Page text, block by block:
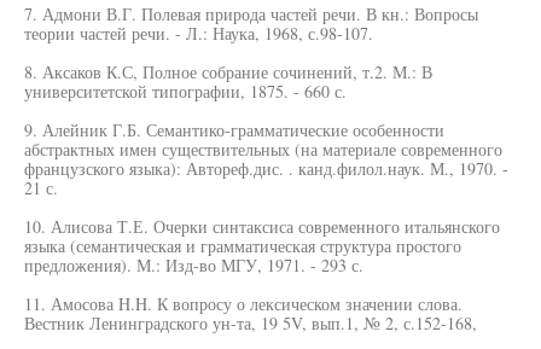
7. Адмони В.Г. Полевая природа частей речи. В кн.: Вопросы
теории частей речи. - Л.: Наука, 1968, с.98-107.
8. Аксаков К.С, Полное собрание сочинений, т.2. М.: В
университетской типографии, 1875. - 660 с.
9. Алейник Г.Б. Семантико-грамматические особенности
абстрактных имен существительных (на материале современного
французского языка): Автореф.дис. . канд.филол.наук. М., 1970. -
21 с.
10. Алисова Т.Е. Очерки синтаксиса современного итальянского
языка (семантическая и грамматическая структура простого
предложения). М.: Изд-во МГУ, 1971. - 293 с.
11. Амосова H.H. К вопросу о лексическом значении слова.
Вестник Ленинградского ун-та, 19 5V, вып.1, № 2, с.152-168,